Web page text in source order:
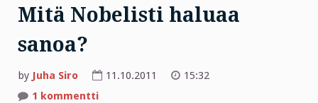
Mitä Nobelisti haluaa
sanoa?
by Juha Siro 11.10.2011
15:32
1 kommenttiartikkeliin